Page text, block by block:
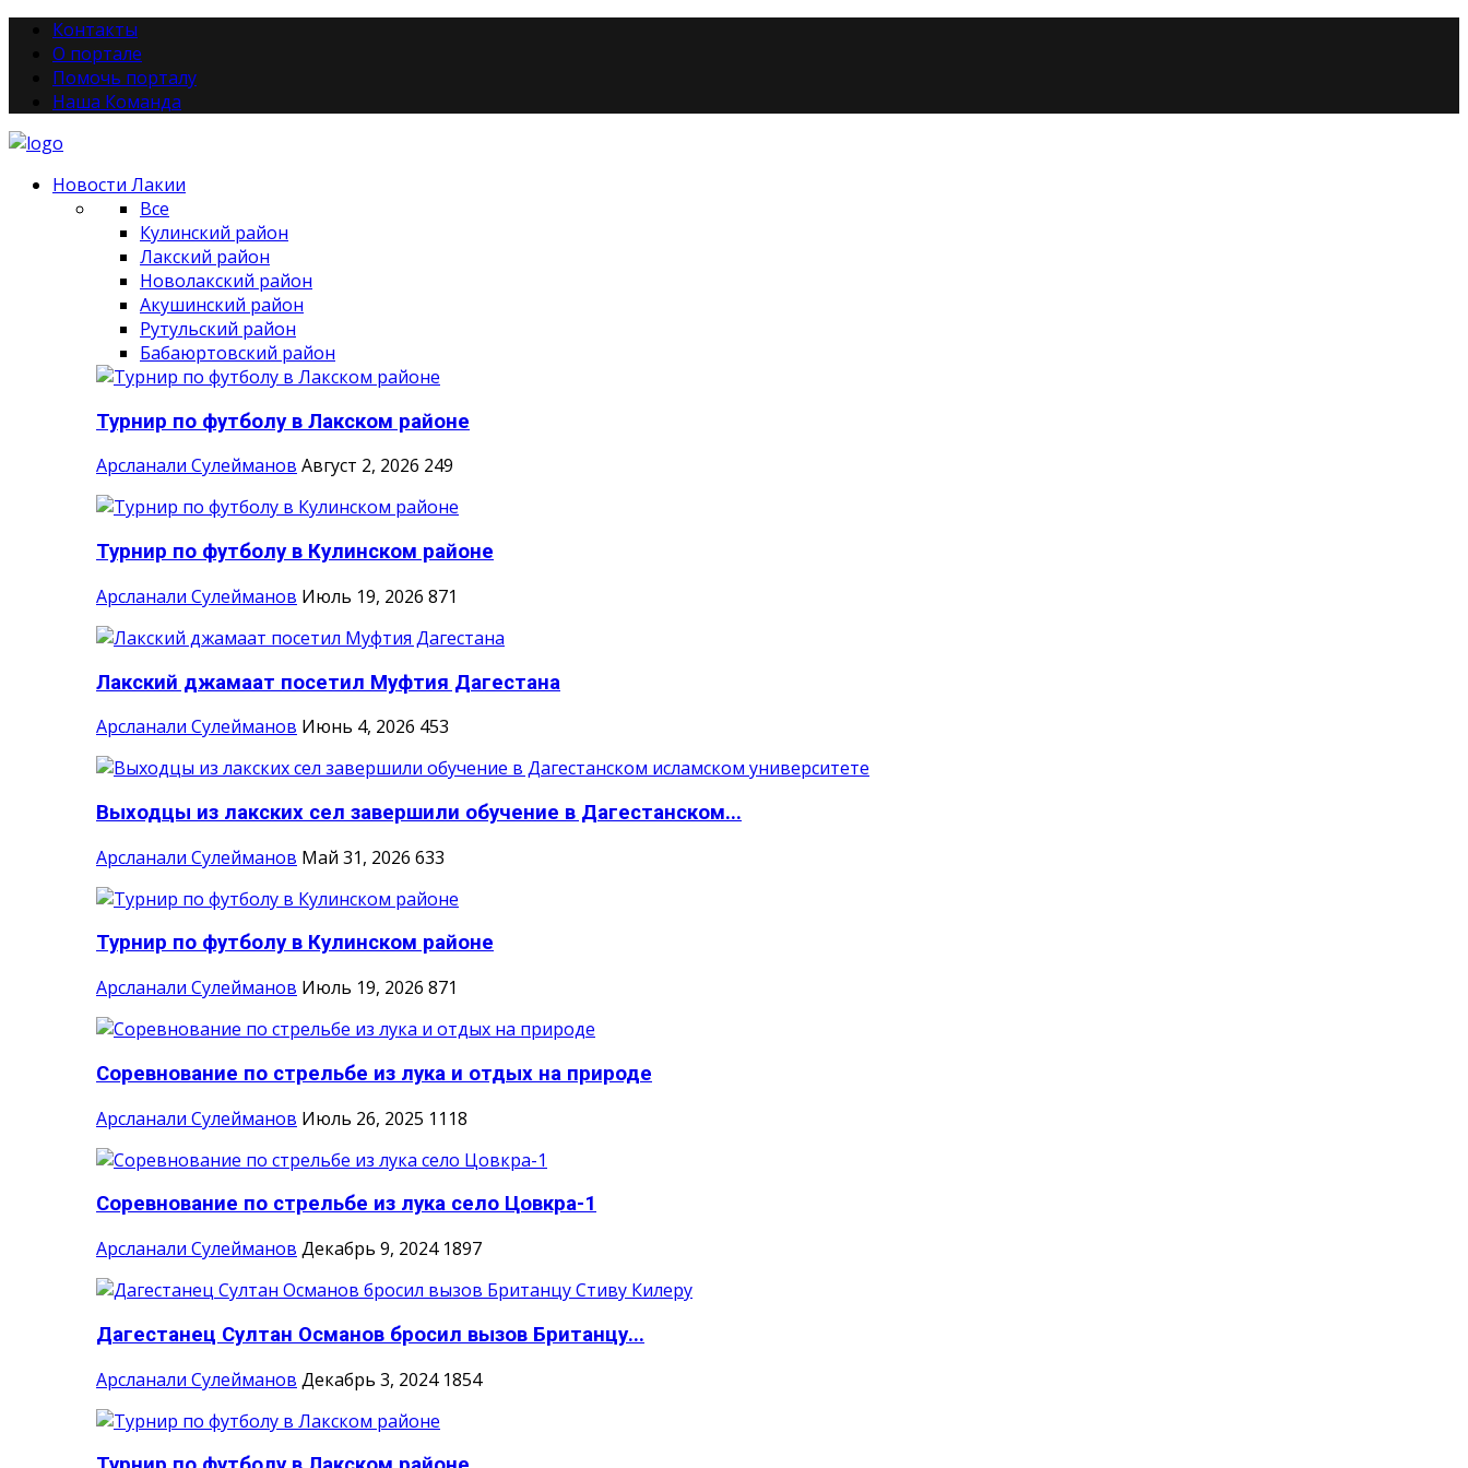
Контакты
О портале
Помочь порталу
Наша Команда
Новости Лакии
Все
Кулинский район
Лакский район
Новолакский район
Акушинский район
Рутульский район
Бабаюртовский район
Турнир по футболу в Лакском районе
Арсланали Сулейманов Август 2, 2026 249
Турнир по футболу в Кулинском районе
Арсланали Сулейманов Июль 19, 2026 871
Лакский джамаат посетил Муфтия Дагестана
Арсланали Сулейманов Июнь 4, 2026 453
Выходцы из лакских сел завершили обучение в Дагестанском...
Арсланали Сулейманов Май 31, 2026 633
Турнир по футболу в Кулинском районе
Арсланали Сулейманов Июль 19, 2026 871
Соревнование по стрельбе из лука и отдых на природе
Арсланали Сулейманов Июль 26, 2025 1118
Соревнование по стрельбе из лука село Цовкра-1
Арсланали Сулейманов Декабрь 9, 2024 1897
Дагестанец Султан Османов бросил вызов Британцу...
Арсланали Сулейманов Декабрь 3, 2024 1854